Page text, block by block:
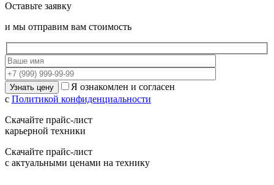
Оставьте заявку
и мы отправим вам стоимость
Я ознакомлен и согласен
с Политикой конфиденциальности
Скачайте прайс-лист
карьерной техники
Скачайте прайс-лист
с актуальными ценами на технику